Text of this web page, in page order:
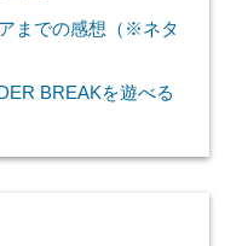
までの感想（※ネタ
BREAKを遊べる